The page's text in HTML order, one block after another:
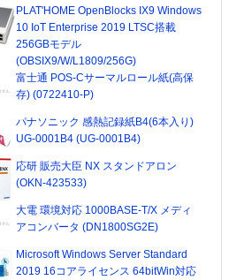
PLAT'HOME OpenBlocks IX9 Windows
10 IoT Enterprise 2019 LTSC搭載
256GBモデル
(OBSIX9/W/L1809/256G)
富士通 POS-Cサーマルロール紙(高保
存) (0722410-P)
パナソニック 感熱記録紙B4(6本入り)
UG-0001B4 (UG-0001B4)
応研 販売大臣 NX スタンドアロン
(OKN-423533)
大電 環境対応 1000BASE-T/X メディ
アコンバータ (DN1800SG2E)
Microsoft Windows Server Standard
2019 16コアライセンス 64bitWin対応